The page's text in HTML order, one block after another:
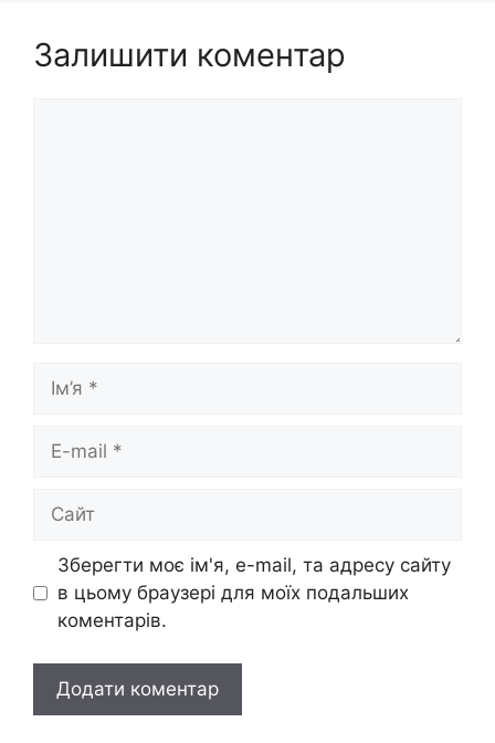
Залишити коментар
Ім’я
Сайт
Зберегти моє ім'я, e-mail, та адресу сайту
в цьому браузері для моїх подальших
коментарів.